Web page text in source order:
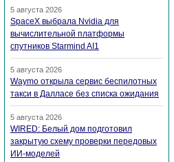
5 августа 2026
SpaceX выбрала Nvidia для
вычислительной платформы
спутников Starmind AI1
5 августа 2026
Waymo открыла сервис беспилотных
такси в Далласе без списка ожидания
5 августа 2026
WIRED: Белый дом подготовил
закрытую схему проверки передовых
ИИ-моделей